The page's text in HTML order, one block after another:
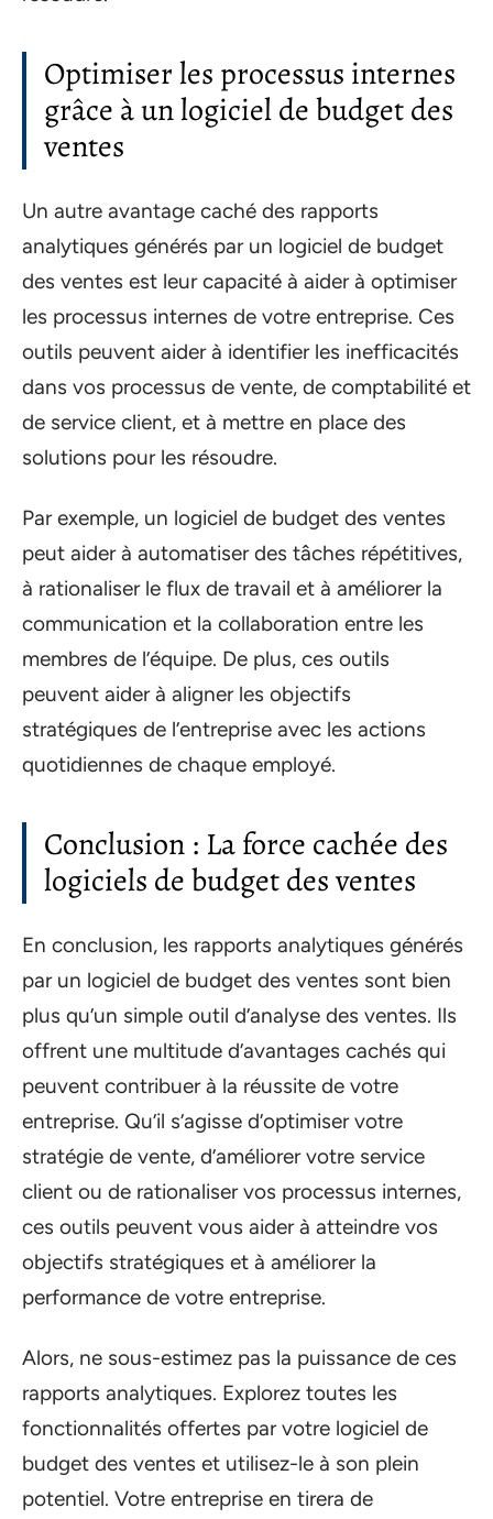
Optimiser les processus internes
grâce à un logiciel de budget des
ventes
Un autre avantage caché des rapports
analytiques générés par un logiciel de budget
des ventes est leur capacité à aider à optimiser
les processus internes de votre entreprise. Ces
outils peuvent aider à identifier les inefficacités
dans vos processus de vente, de comptabilité et
de service client, et à mettre en place des
solutions pour les résoudre.
Par exemple, un logiciel de budget des ventes
peut aider à automatiser des tâches répétitives,
à rationaliser le flux de travail et à améliorer la
communication et la collaboration entre les
membres de l’équipe. De plus, ces outils
peuvent aider à aligner les objectifs
stratégiques de l’entreprise avec les actions
quotidiennes de chaque employé.
Conclusion : La force cachée des
logiciels de budget des ventes
En conclusion, les rapports analytiques générés
par un logiciel de budget des ventes sont bien
plus qu’un simple outil d’analyse des ventes. Ils
offrent une multitude d’avantages cachés qui
peuvent contribuer à la réussite de votre
entreprise. Qu’il s’agisse d’optimiser votre
stratégie de vente, d’améliorer votre service
client ou de rationaliser vos processus internes,
ces outils peuvent vous aider à atteindre vos
objectifs stratégiques et à améliorer la
performance de votre entreprise.
Alors, ne sous-estimez pas la puissance de ces
rapports analytiques. Explorez toutes les
fonctionnalités offertes par votre logiciel de
budget des ventes et utilisez-le à son plein
potentiel. Votre entreprise en tirera de